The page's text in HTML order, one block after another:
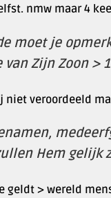
nmw maar 4
moet je
van Zijn Zoon >
niet veroordeeld
Hem gelijk
geldt > wereld